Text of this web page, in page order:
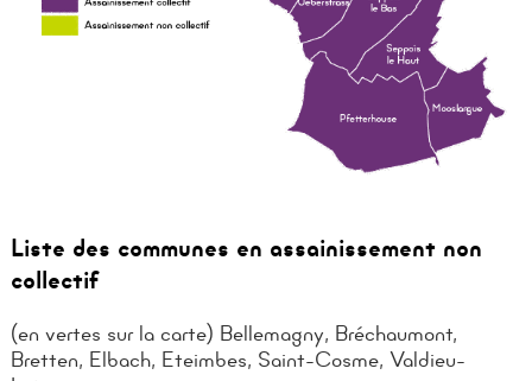
Liste des communes en assainissement non
collectif
(en vertes sur la carte) Bellemagny, Bréchaumont,
Bretten, Elbach, Eteimbes, Saint-Cosme, Valdieu-